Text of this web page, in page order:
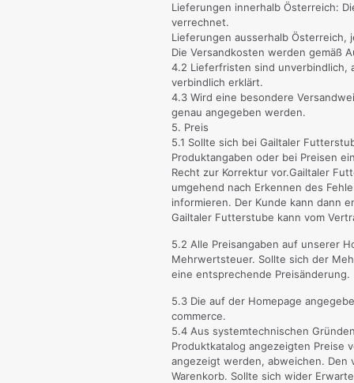
Lieferungen innerhalb Österreich:
verrechnet.
Lieferungen ausserhalb Österreich,
Die Versandkosten werden gemäß
4.2 Lieferfristen sind unverbindlich,
verbindlich erklärt.
4.3 Wird eine besondere
genau angegeben werden.
5. Preis
5.1 Sollte sich bei Gailtaler
Produktangaben oder bei Preisen
Recht zur Korrektur vor.Gailtaler
umgehend nach Erkennen des
informieren. Der Kunde kann dann
Gailtaler Futterstube kann vom
5.2 Alle Preisangaben auf unserer
Mehrwertsteuer. Sollte sich der
eine entsprechende Preisänderung.
5.3 Die auf der Homepage
commerce.
5.4 Aus systemtechnischen
Produktkatalog angezeigten Preise
angezeigt werden, abweichen. Den
Warenkorb. Sollte sich wider